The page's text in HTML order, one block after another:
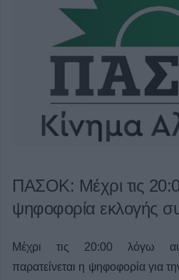
ΠΑΣΟΚ: Μέχρι τις
ψηφοφορία εκλογής
Μέχρι τις 20:00 λόγω
παρατείνεται η ψηφοφορία για